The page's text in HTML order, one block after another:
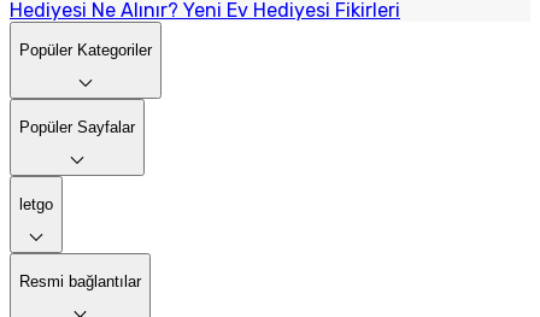
Hediyesi Ne Alınır? Yeni Ev Hediyesi Fikirleri
Popüler Kategoriler
Popüler Sayfalar
letgo
Resmi bağlantılar